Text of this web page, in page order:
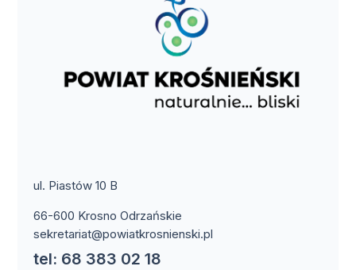
ul. Piastów 10 B
66-600 Krosno Odrzańskie
sekretariat@powiatkrosnienski.pl
tel: 68 383 02 18